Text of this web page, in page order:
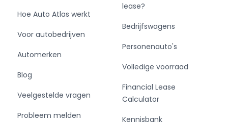
Hoe Auto Atlas werkt
Voor autobedrijven
Automerken
Blog
Veelgestelde vragen
Probleem melden
lease?
Bedrijfswagens
Personenauto's
Volledige voorraad
Financial Lease
Calculator
Kennisbank